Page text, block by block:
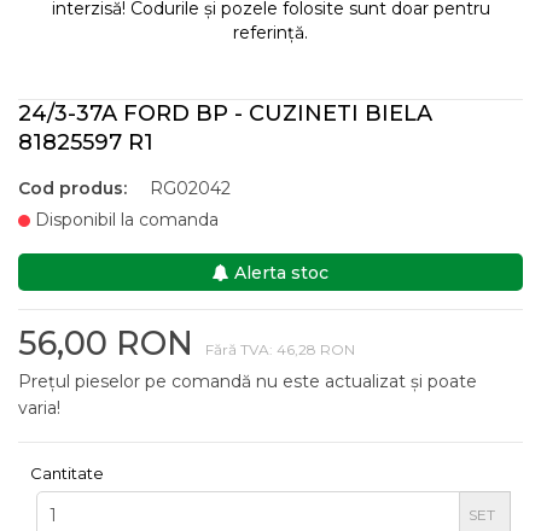
interzisă! Codurile și pozele folosite sunt doar pentru
referință.
24/3-37A FORD BP - CUZINETI BIELA
81825597 R1
Cod produs:
RG02042
Disponibil la comanda
Alerta stoc
56,00 RON Fără TVA: 46,28 RON
Prețul pieselor pe comandă nu este actualizat și poate
varia!
Cantitate
SET